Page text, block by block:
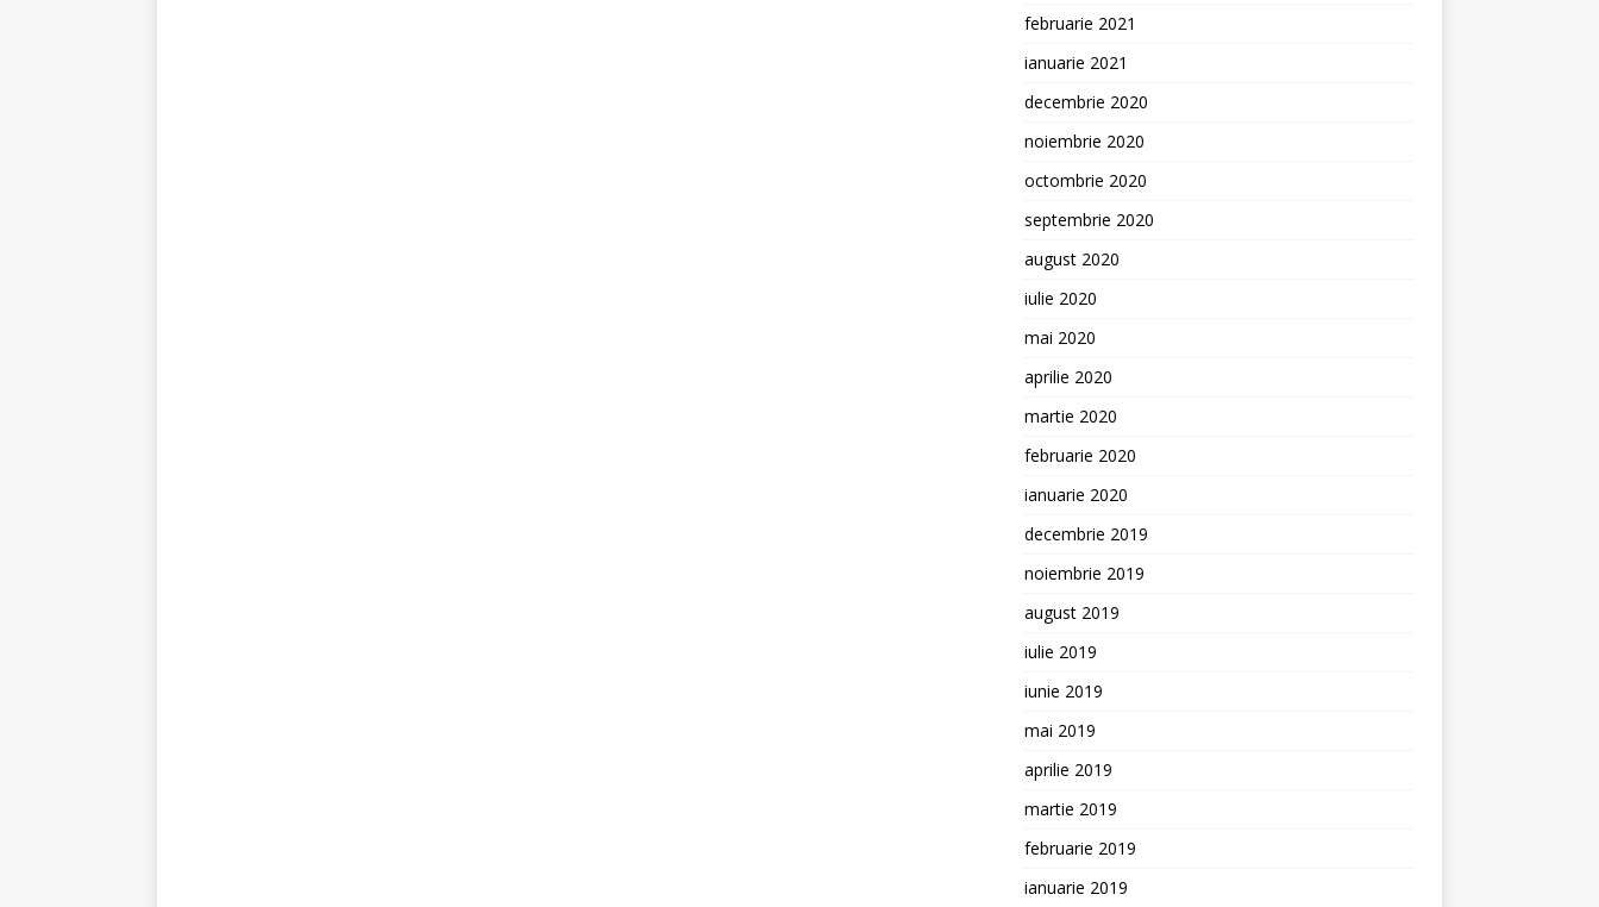
februarie 2021
ianuarie 2021
decembrie 2020
noiembrie 2020
octombrie 2020
septembrie 2020
august 2020
iulie 2020
mai 2020
aprilie 2020
martie 2020
februarie 2020
ianuarie 2020
decembrie 2019
noiembrie 2019
august 2019
iulie 2019
iunie 2019
mai 2019
aprilie 2019
martie 2019
februarie 2019
ianuarie 2019